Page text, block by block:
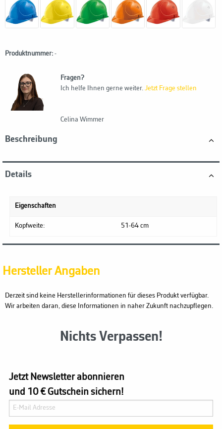
Produktnummer: -
Fragen?
Ich helfe Ihnen gerne weiter. Jetzt Frage stellen
Celina Wimmer
Beschreibung
Details
Eigenschaften
Kopfweite: 51-64 cm
Hersteller Angaben
Derzeit sind keine Herstellerinformationen für dieses Produkt verfügbar.
Wir arbeiten daran, diese Informationen in naher Zukunft nachzupflegen.
Nichts Verpassen!
Jetzt Newsletter abonnieren
und 10 € Gutschein sichern!